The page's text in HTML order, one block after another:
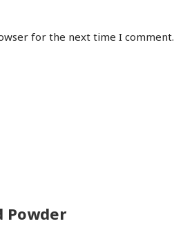
for the next time I comment.
Powder